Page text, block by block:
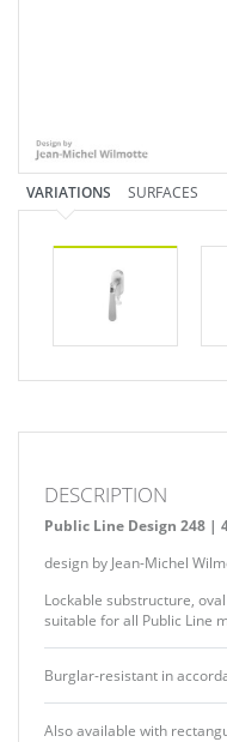
VARIATIONS SURFACES
DESCRIPTION
Public Line Design 248 |
design by Jean-Michel
Lockable substructure,
suitable for all Public Line
Burglar-resistant in
Also available with